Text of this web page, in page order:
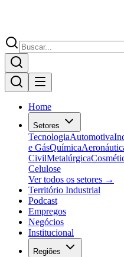
Home
Setores
TecnologiaAutomotiva
e GásQuímica
CivilMetalúrgica
Celulose
Ver todos os setores →
Território Industrial
Podcast
Empregos
Negócios
Institucional
Regiões